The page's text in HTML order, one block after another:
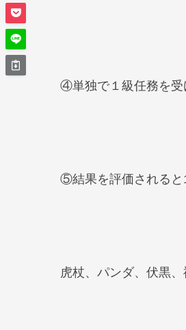
④単独で１級任務を受
⑤結果を評価されると
虎杖、パンダ、伏黒